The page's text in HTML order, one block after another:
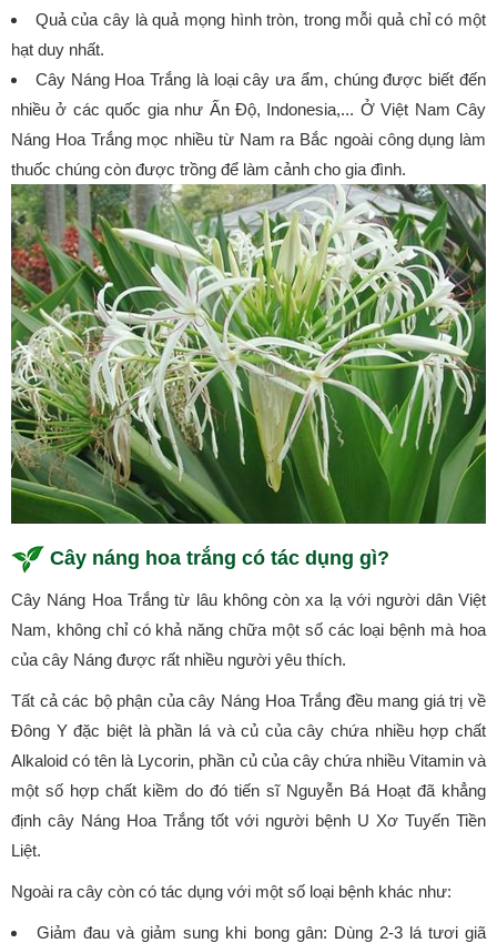
Quả của cây là quả mọng hình tròn, trong mỗi quả chỉ có một
hạt duy nhất.
Cây Náng Hoa Trắng là loại cây ưa ẩm, chúng được biết đến
nhiều ở các quốc gia như Ấn Độ, Indonesia,... Ở Việt Nam Cây
Náng Hoa Trắng mọc nhiều từ Nam ra Bắc ngoài công dụng làm
thuốc chúng còn được trồng để làm cảnh cho gia đình.
Cây náng hoa trắng có tác dụng gì?
Cây Náng Hoa Trắng từ lâu không còn xa lạ với người dân Việt
Nam, không chỉ có khả năng chữa một số các loại bệnh mà hoa
của cây Náng được rất nhiều người yêu thích.
Tất cả các bộ phận của cây Náng Hoa Trắng đều mang giá trị về
Đông Y đặc biệt là phần lá và củ của cây chứa nhiều hợp chất
Alkaloid có tên là Lycorin, phần củ của cây chứa nhiều Vitamin và
một số hợp chất kiềm do đó tiến sĩ Nguyễn Bá Hoạt đã khẳng
định cây Náng Hoa Trắng tốt với người bệnh U Xơ Tuyến Tiền
Liệt.
Ngoài ra cây còn có tác dụng với một số loại bệnh khác như:
Giảm đau và giảm sung khi bong gân: Dùng 2-3 lá tươi giã